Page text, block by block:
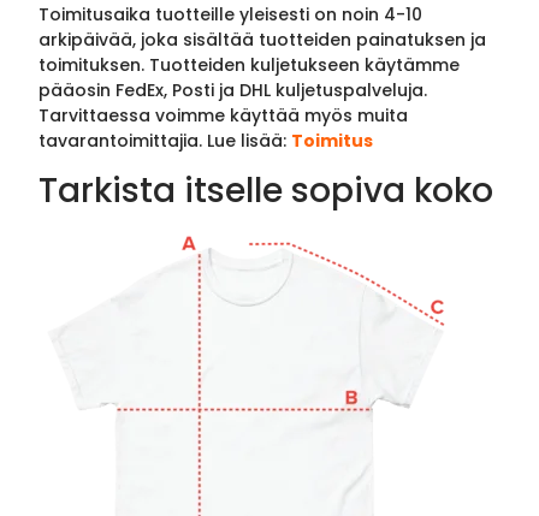
Toimitusaika tuotteille yleisesti on noin 4-10
arkipäivää, joka sisältää tuotteiden painatuksen ja
toimituksen. Tuotteiden kuljetukseen käytämme
pääosin FedEx, Posti ja DHL kuljetuspalveluja.
Tarvittaessa voimme käyttää myös muita
tavarantoimittajia. Lue lisää: Toimitus
Tarkista itselle sopiva koko